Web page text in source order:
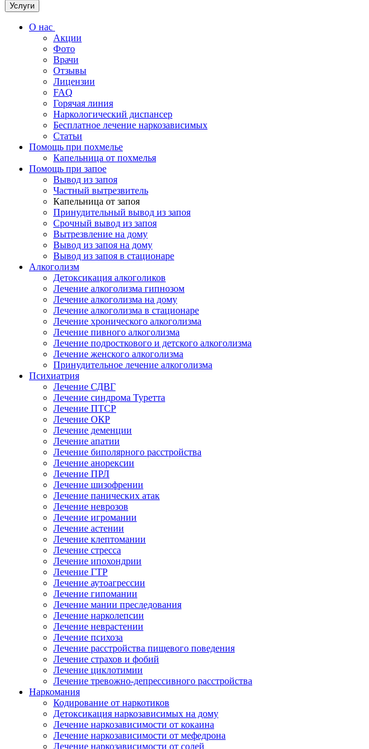
Услуги
О нас
Акции
Фото
Врачи
Отзывы
Лицензии
FAQ
Горячая линия
Наркологический диспансер
Бесплатное лечение наркозависимых
Статьи
Помощь при похмелье
Капельница от похмелья
Помощь при запое
Вывод из запоя
Частный вытрезвитель
Капельница от запоя
Принудительный вывод из запоя
Срочный вывод из запоя
Вытрезвление на дому
Вывод из запоя на дому
Вывод из запоя в стационаре
Алкоголизм
Детоксикация алкоголиков
Лечение алкоголизма гипнозом
Лечение алкоголизма на дому
Лечение алкоголизма в стационаре
Лечение хронического алкоголизма
Лечение пивного алкоголизма
Лечение подросткового и детского алкоголизма
Лечение женского алкоголизма
Принудительное лечение алкоголизма
Психиатрия
Лечение СДВГ
Лечение синдрома Туретта
Лечение ПТСР
Лечение ОКР
Лечение деменции
Лечение апатии
Лечение биполярного расстройства
Лечение анорексии
Лечение ПРЛ
Лечение шизофрении
Лечение панических атак
Лечение неврозов
Лечение игромании
Лечение астении
Лечение клептомании
Лечение стресса
Лечение ипохондрии
Лечение ГТР
Лечение аутоагрессии
Лечение гипомании
Лечение мании преследования
Лечение нарколепсии
Лечение неврастении
Лечение психоза
Лечение расстройства пищевого поведения
Лечение страхов и фобий
Лечение циклотимии
Лечение тревожно-депрессивного расстройства
Наркомания
Кодирование от наркотиков
Детоксикация наркозависимых на дому
Лечение наркозависимости от кокаина
Лечение наркозависимости от мефедрона
Лечение наркозависимости от солей